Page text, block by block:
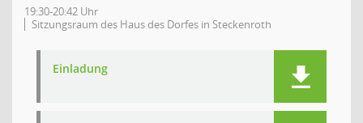
19:30-20:42 Uhr
Sitzungsraum des Haus des Dorfes in Steckenroth
Einladung